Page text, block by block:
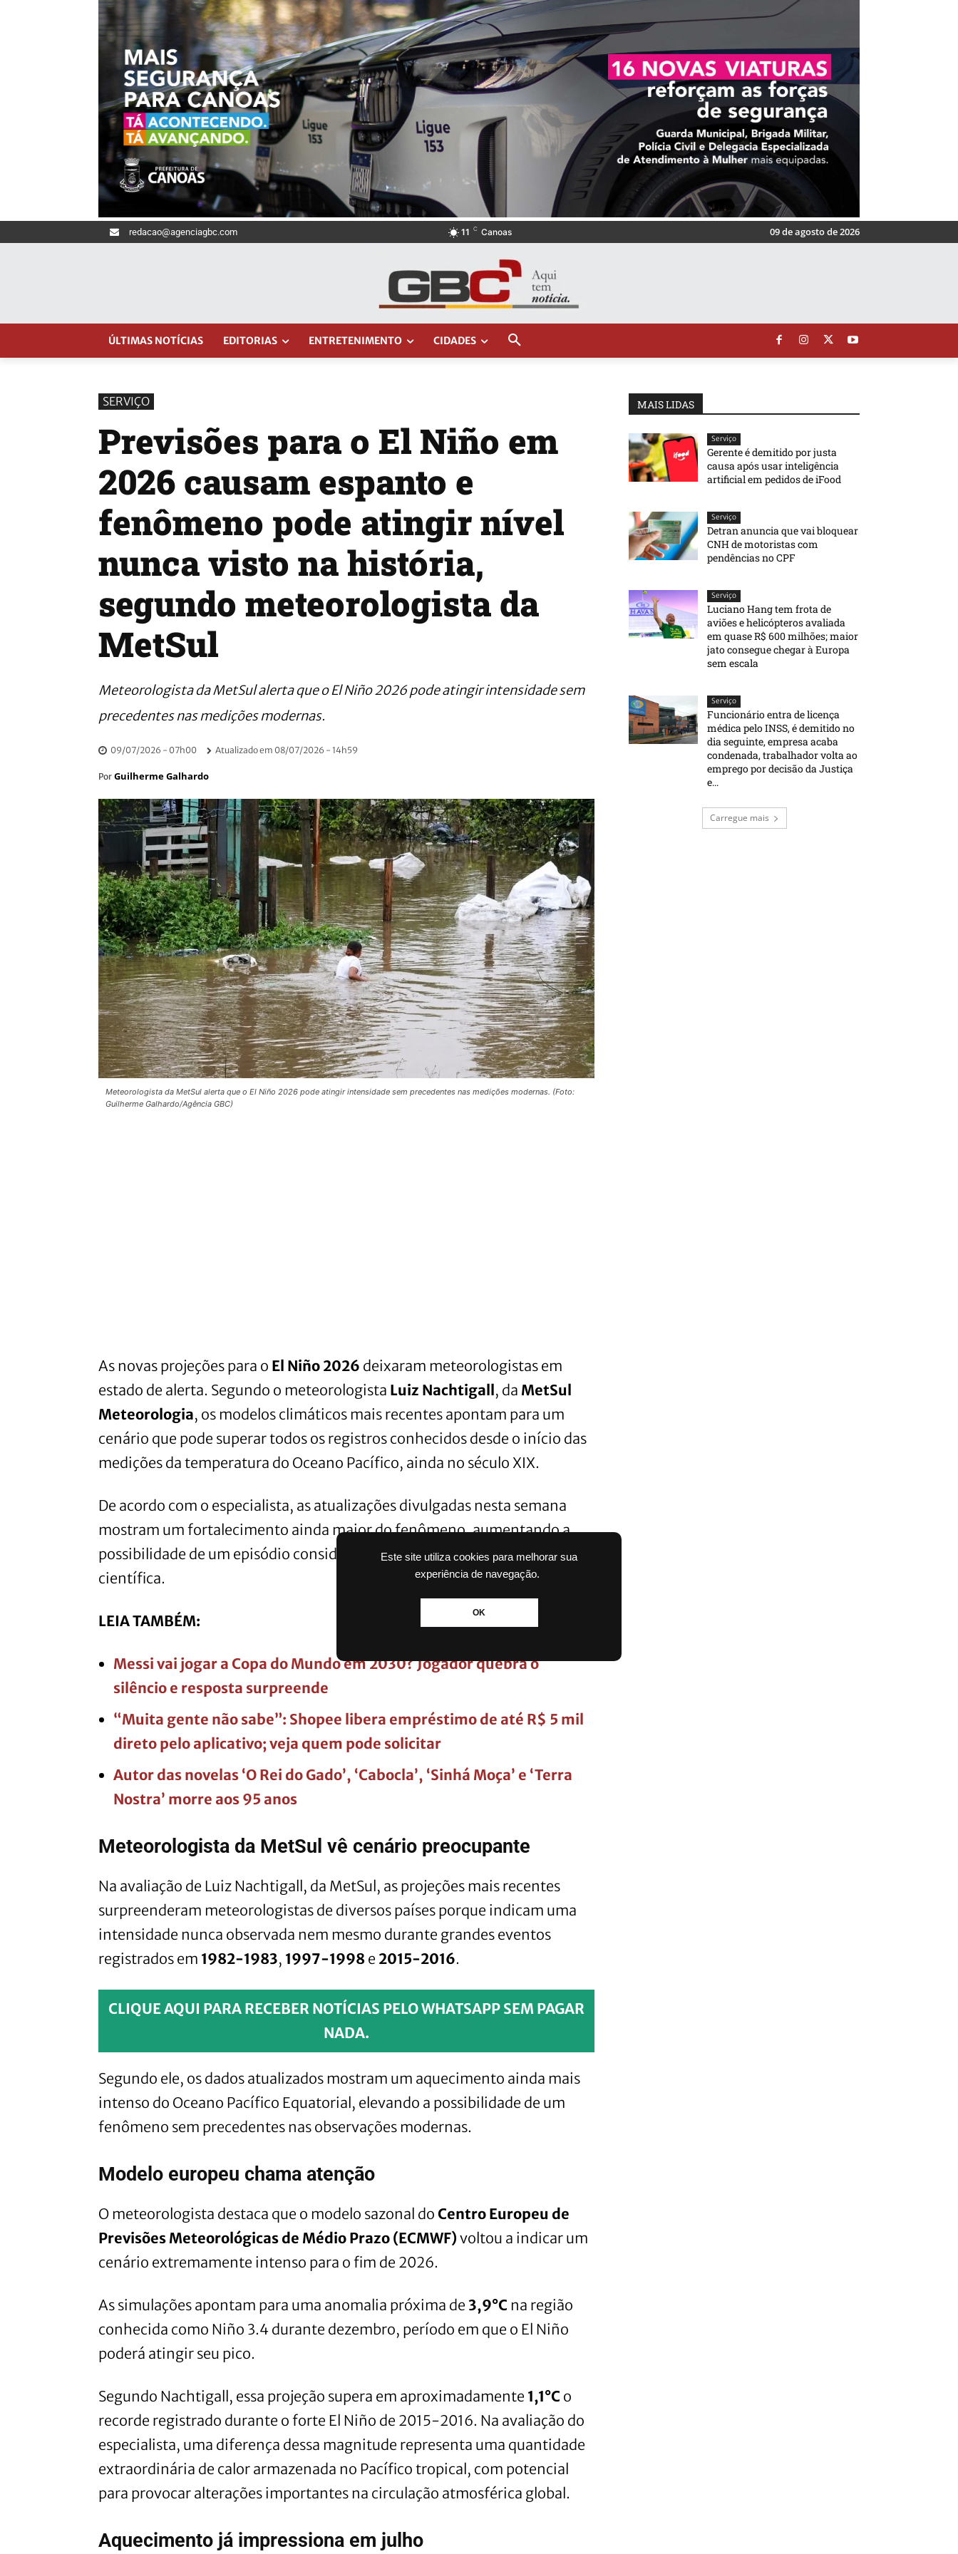
Este site utiliza cookies para melhorar sua
experiência de navegação.
OK
redacao@agenciagbc.com 11 C Canoas 09 de agosto de 2026
ÚLTIMAS NOTÍCIAS EDITORIAS ENTRETENIMENTO CIDADES
SERVIÇO
Previsões para o El Niño em
2026 causam espanto e
fenômeno pode atingir nível
nunca visto na história,
segundo meteorologista da
MetSul
Meteorologista da MetSul alerta que o El Niño 2026 pode atingir intensidade sem
precedentes nas medições modernas.
09/07/2026 - 07h00 Atualizado em 08/07/2026 - 14h59
Por Guilherme Galhardo
Meteorologista da MetSul alerta que o El Niño 2026 pode atingir intensidade sem precedentes nas medições modernas. (Foto:
Guilherme Galhardo/Agência GBC)
As novas projeções para o El Niño 2026 deixaram meteorologistas em
estado de alerta. Segundo o meteorologista Luiz Nachtigall, da MetSul
Meteorologia, os modelos climáticos mais recentes apontam para um
cenário que pode superar todos os registros conhecidos desde o início das
medições da temperatura do Oceano Pacífico, ainda no século XIX.
De acordo com o especialista, as atualizações divulgadas nesta semana
mostram um fortalecimento ainda maior do fenômeno, aumentando a
possibilidade de um episódio considerado histórico pela comunidade
científica.
LEIA TAMBÉM:
Messi vai jogar a Copa do Mundo em 2030? Jogador quebra o
silêncio e resposta surpreende
“Muita gente não sabe”: Shopee libera empréstimo de até R$ 5 mil
direto pelo aplicativo; veja quem pode solicitar
Autor das novelas ‘O Rei do Gado’, ‘Cabocla’, ‘Sinhá Moça’ e ‘Terra
Nostra’ morre aos 95 anos
Meteorologista da MetSul vê cenário preocupante
Na avaliação de Luiz Nachtigall, da MetSul, as projeções mais recentes
surpreenderam meteorologistas de diversos países porque indicam uma
intensidade nunca observada nem mesmo durante grandes eventos
registrados em 1982-1983, 1997-1998 e 2015-2016.
CLIQUE AQUI PARA RECEBER NOTÍCIAS PELO WHATSAPP SEM PAGAR
NADA.
Segundo ele, os dados atualizados mostram um aquecimento ainda mais
intenso do Oceano Pacífico Equatorial, elevando a possibilidade de um
fenômeno sem precedentes nas observações modernas.
Modelo europeu chama atenção
O meteorologista destaca que o modelo sazonal do Centro Europeu de
Previsões Meteorológicas de Médio Prazo (ECMWF) voltou a indicar um
cenário extremamente intenso para o fim de 2026.
As simulações apontam para uma anomalia próxima de 3,9°C na região
conhecida como Niño 3.4 durante dezembro, período em que o El Niño
poderá atingir seu pico.
Segundo Nachtigall, essa projeção supera em aproximadamente 1,1°C o
recorde registrado durante o forte El Niño de 2015-2016. Na avaliação do
especialista, uma diferença dessa magnitude representa uma quantidade
extraordinária de calor armazenada no Pacífico tropical, com potencial
para provocar alterações importantes na circulação atmosférica global.
Aquecimento já impressiona em julho
MAIS LIDAS
Serviço
Gerente é demitido por justa
causa após usar inteligência
artificial em pedidos de iFood
Serviço
Detran anuncia que vai bloquear
CNH de motoristas com
pendências no CPF
Serviço
Luciano Hang tem frota de
aviões e helicópteros avaliada
em quase R$ 600 milhões; maior
jato consegue chegar à Europa
sem escala
Serviço
Funcionário entra de licença
médica pelo INSS, é demitido no
dia seguinte, empresa acaba
condenada, trabalhador volta ao
emprego por decisão da Justiça
e...
Carregue mais